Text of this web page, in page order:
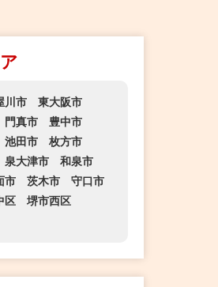
川市
東大阪市
門真市
豊中市
池田市
枚方市
泉大津市
和泉市
市 茨木市
守口市
区
堺市西区